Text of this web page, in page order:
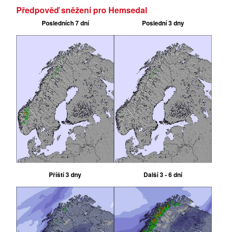
Předpověď sněžení pro Hemsedal
Posledních 7 dní Poslední 3 dny
Příští 3 dny Další 3 - 6 dní